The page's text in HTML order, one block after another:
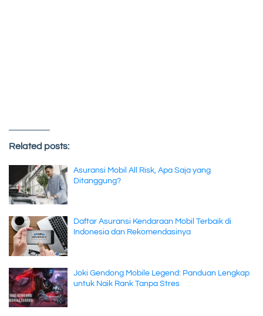
Related posts:
Asuransi Mobil All Risk, Apa Saja yang
Ditanggung?
Daftar Asuransi Kendaraan Mobil Terbaik di
Indonesia dan Rekomendasinya
Joki Gendong Mobile Legend: Panduan Lengkap
untuk Naik Rank Tanpa Stres